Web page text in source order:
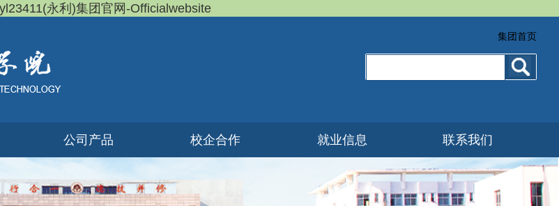
永利)集团官网-Officialwebsite
集团首页
公司产品 校企合作 就业信息 联系我们